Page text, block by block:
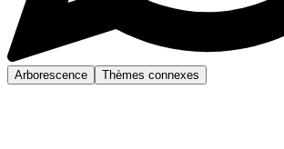
Arborescence Thèmes connexes